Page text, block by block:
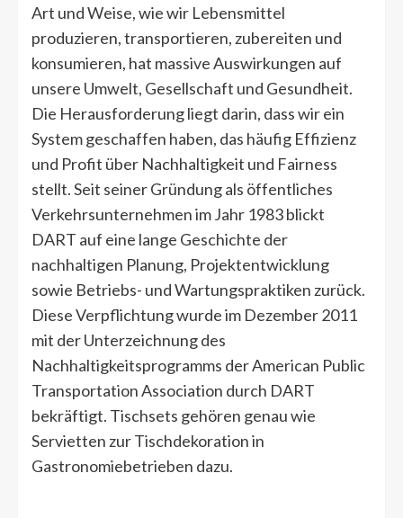
Art und Weise, wie wir Lebensmittel
produzieren, transportieren, zubereiten und
konsumieren, hat massive Auswirkungen auf
unsere Umwelt, Gesellschaft und Gesundheit.
Die Herausforderung liegt darin, dass wir ein
System geschaffen haben, das häufig Effizienz
und Profit über Nachhaltigkeit und Fairness
stellt. Seit seiner Gründung als öffentliches
Verkehrsunternehmen im Jahr 1983 blickt
DART auf eine lange Geschichte der
nachhaltigen Planung, Projektentwicklung
sowie Betriebs- und Wartungspraktiken zurück.
Diese Verpflichtung wurde im Dezember 2011
mit der Unterzeichnung des
Nachhaltigkeitsprogramms der American Public
Transportation Association durch DART
bekräftigt. Tischsets gehören genau wie
Servietten zur Tischdekoration in
Gastronomiebetrieben dazu.